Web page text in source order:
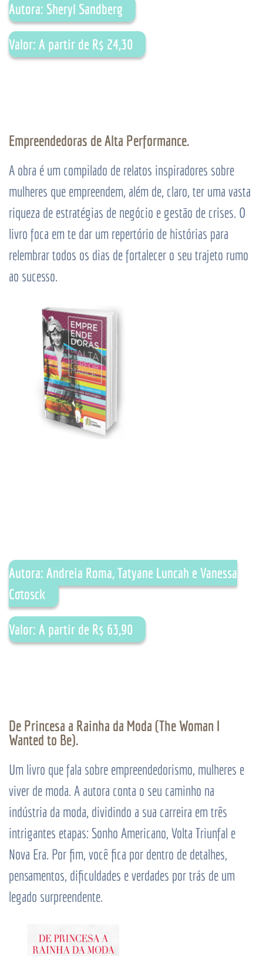
Autora: Sheryl Sandberg
Valor: A partir de R$ 24,30
Empreendedoras de Alta Performance.
A obra é um compilado de relatos inspiradores sobre
mulheres que empreendem, além de, claro, ter uma vasta
riqueza de estratégias de negócio e gestão de crises. O
livro foca em te dar um repertório de histórias para
relembrar todos os dias de fortalecer o seu trajeto rumo
ao sucesso.
Autora: Andreia Roma, Tatyane Luncah e Vanessa
Cotosck
Valor: A partir de R$ 63,90
De Princesa a Rainha da Moda (The Woman I
Wanted to Be).
Um livro que fala sobre empreendedorismo, mulheres e
viver de moda. A autora conta o seu caminho na
indústria da moda, dividindo a sua carreira em três
intrigantes etapas: Sonho Americano, Volta Triunfal e
Nova Era. Por fim, você fica por dentro de detalhes,
pensamentos, dificuldades e verdades por trás de um
legado surpreendente.